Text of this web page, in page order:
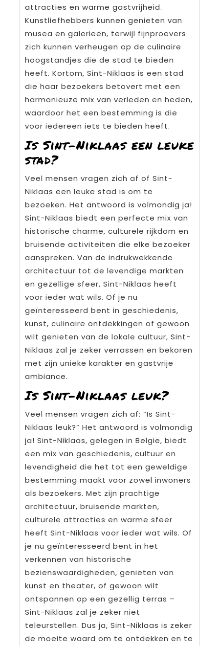
attracties en warme gastvrijheid.
Kunstliefhebbers kunnen genieten van
musea en galerieën, terwijl fijnproevers
zich kunnen verheugen op de culinaire
hoogstandjes die de stad te bieden
heeft. Kortom, Sint-Niklaas is een stad
die haar bezoekers betovert met een
harmonieuze mix van verleden en heden,
waardoor het een bestemming is die
voor iedereen iets te bieden heeft.
Is Sint-Niklaas een leuke
stad?
Veel mensen vragen zich af of Sint-
Niklaas een leuke stad is om te
bezoeken. Het antwoord is volmondig ja!
Sint-Niklaas biedt een perfecte mix van
historische charme, culturele rijkdom en
bruisende activiteiten die elke bezoeker
aanspreken. Van de indrukwekkende
architectuur tot de levendige markten
en gezellige sfeer, Sint-Niklaas heeft
voor ieder wat wils. Of je nu
geïnteresseerd bent in geschiedenis,
kunst, culinaire ontdekkingen of gewoon
wilt genieten van de lokale cultuur, Sint-
Niklaas zal je zeker verrassen en bekoren
met zijn unieke karakter en gastvrije
ambiance.
Is Sint-Niklaas leuk?
Veel mensen vragen zich af: “Is Sint-
Niklaas leuk?” Het antwoord is volmondig
ja! Sint-Niklaas, gelegen in België, biedt
een mix van geschiedenis, cultuur en
levendigheid die het tot een geweldige
bestemming maakt voor zowel inwoners
als bezoekers. Met zijn prachtige
architectuur, bruisende markten,
culturele attracties en warme sfeer
heeft Sint-Niklaas voor ieder wat wils. Of
je nu geïnteresseerd bent in het
verkennen van historische
bezienswaardigheden, genieten van
kunst en theater, of gewoon wilt
ontspannen op een gezellig terras –
Sint-Niklaas zal je zeker niet
teleurstellen. Dus ja, Sint-Niklaas is zeker
de moeite waard om te ontdekken en te